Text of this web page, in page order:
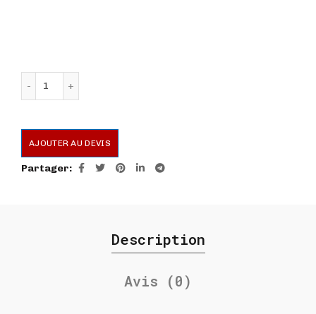
AJOUTER AU DEVIS
Partager
Description
Avis (0)